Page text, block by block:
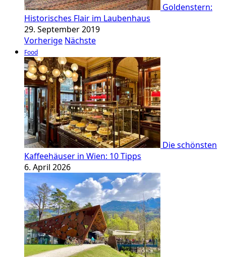
Goldenstern:
Historisches Flair im Laubenhaus
29. September 2019
Vorherige Nächste
Food
Die schönsten
Kaffeehäuser in Wien: 10 Tipps
6. April 2026